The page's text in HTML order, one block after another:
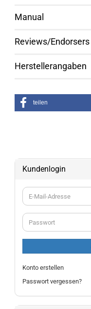
Manual
Reviews/Endorsers
Herstellerangaben
teilen
Kundenlogin
E-
Mail-
Adresse
Passwort
Konto erstellen
Passwort vergessen?